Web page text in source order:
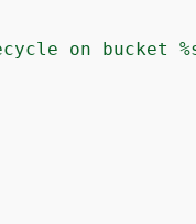
on bucket %s